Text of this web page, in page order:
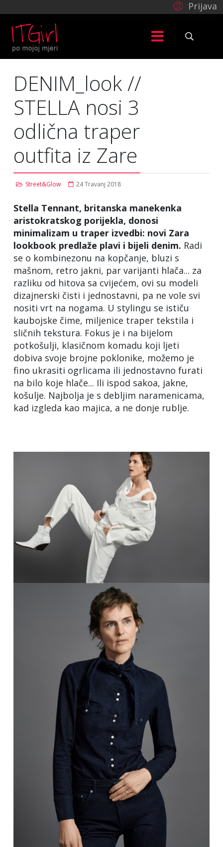
Prijava
DENIM_look //
STELLA nosi 3
odlična traper
outfita iz Zare
Street&Glow 24 Travanj 2018
Stella Tennant, britanska manekenka
aristokratskog porijekla, donosi
minimalizam u traper izvedbi: novi Zara
lookbook predlaže plavi i bijeli denim. Radi
se o kombinezonu na kopčanje, bluzi s
mašnom, retro jakni, par varijanti hlača... za
razliku od hitova sa cvijećem, ovi su modeli
dizajnerski čisti i jednostavni, pa ne vole svi
nositi vrt na nogama. U stylingu se ističu
kaubojske čime, miljenice traper tekstila i
sličnih tekstura. Fokus je i na bijelom
potkošulji, klasičnom komadu koji ljeti
dobiva svoje brojne poklonike, možemo je
fino ukrasiti ogrlicama ili jednostavno furati
na bilo koje hlače... Ili ispod sakoa, jakne,
košulje. Najbolja je s debljim naramenicama,
kad izgleda kao majica, a ne donje rublje.